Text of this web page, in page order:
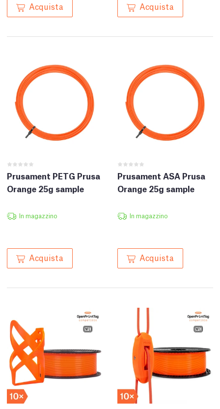
Acquista Acquista
Prusament PETG Prusa
Orange 25g sample
In magazzino
Acquista
Prusament ASA Prusa
Orange 25g sample
In magazzino
Acquista